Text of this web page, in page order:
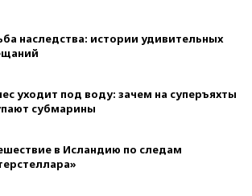
наследства: истории удивительных
уходит под воду: зачем на суперъяхты
субмарины
в Исландию по следам